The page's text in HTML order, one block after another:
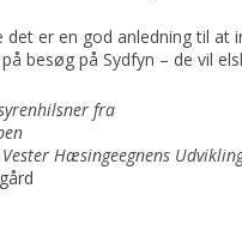
det er en god anledning til at
besøg på Sydfyn – de vil
fra
Hæsingeegnens